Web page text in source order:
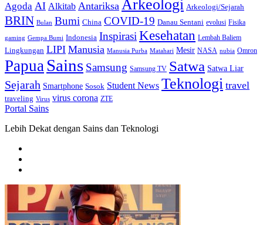
Agoda AI Alkitab Antariksa Arkeologi Arkeologi/Sejarah
BRIN Bulan Bumi China COVID-19 Danau Sentani evolusi Fisika
gaming Gempa Bumi Indonesia InspirasiKesehatan Lembah Baliem
Lingkungan LIPI Manusia Manusia Purba Matahari Mesir NASA nubia Omron
Papua Sains Samsung Samsung TV Satwa Satwa Liar
Sejarah Smartphone Sosok Student News Teknologi travel
traveling Virus virus corona ZTE
Portal Sains
Lebih Dekat dengan Sains dan Teknologi